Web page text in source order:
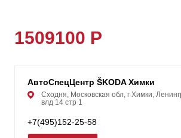
1509100 Р
АвтоСпецЦентр ŠKODA Химки
Сходня, Московская обл, г Химки,
влд 14 стр 1
+7(495)152-25-58